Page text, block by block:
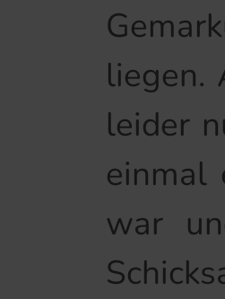
liegen.
leider
einmal
war